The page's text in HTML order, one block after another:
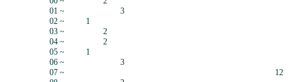
01 ~
3
02 ~
1
03 ~
2
04 ~
2
05 ~
1
06 ~
3
07 ~
12